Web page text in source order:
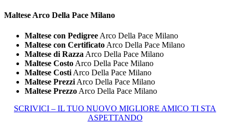
Maltese Arco Della Pace Milano
Maltese con Pedigree Arco Della Pace Milano
Maltese con Certificato Arco Della Pace Milano
Maltese di Razza Arco Della Pace Milano
Maltese Costo Arco Della Pace Milano
Maltese Costi Arco Della Pace Milano
Maltese Prezzi Arco Della Pace Milano
Maltese Prezzo Arco Della Pace Milano
SCRIVICI – IL TUO NUOVO MIGLIORE AMICO TI STA
ASPETTANDO